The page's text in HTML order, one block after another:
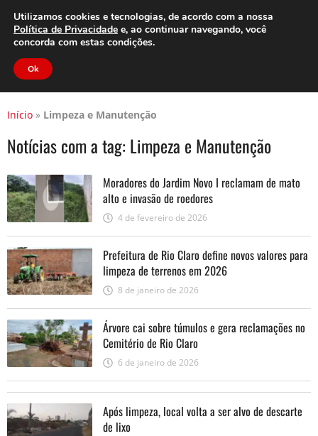
Clube do Assinante Área do Assinante
Início » Limpeza e Manutenção
Notícias com a tag: Limpeza e Manutenção
Moradores do Jardim Novo I reclamam de mato
alto e invasão de roedores
4 de fevereiro de 2026
Prefeitura de Rio Claro define novos valores para
limpeza de terrenos em 2026
8 de janeiro de 2026
Árvore cai sobre túmulos e gera reclamações no
Cemitério de Rio Claro
6 de janeiro de 2026
Após limpeza, local volta a ser alvo de descarte
de lixo
Utilizamos cookies e tecnologias, de acordo com a nossa
Política de Privacidade e, ao continuar navegando, você
concorda com estas condições.
Ok